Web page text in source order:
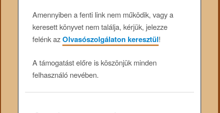
Amennyiben a fenti link nem működik, vagy a
keresett könyvet nem találja, kérjük, jelezze
felénk azOlvasószolgálaton keresztül!
A támogatást előre is köszönjük minden
felhasználó nevében.